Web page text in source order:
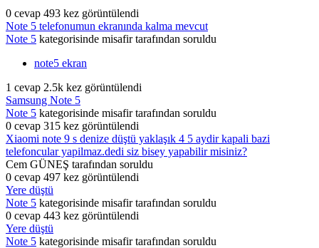
0 cevap 493 kez görüntülendi
Note 5 telefonumun ekranında kalma mevcut
Note 5 kategorisinde misafir tarafından soruldu
note5 ekran
1 cevap 2.5k kez görüntülendi
Samsung Note 5
Note 5 kategorisinde misafir tarafından soruldu
0 cevap 315 kez görüntülendi
Xiaomi note 9 s denize düştü yaklaşık 4 5 aydir kapali bazi
telefoncular yapilmaz.dedi siz bisey yapabilir misiniz?
Cem GÜNEŞ tarafından soruldu
0 cevap 497 kez görüntülendi
Yere düştü
Note 5 kategorisinde misafir tarafından soruldu
0 cevap 443 kez görüntülendi
Yere düştü
Note 5 kategorisinde misafir tarafından soruldu